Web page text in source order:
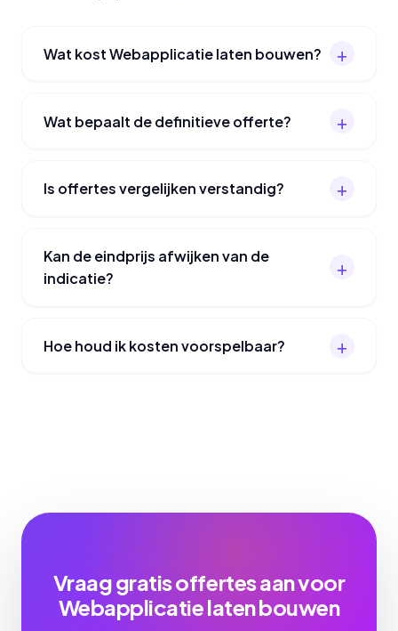
Wat kost Webapplicatie laten bouwen?
Wat bepaalt de definitieve offerte?
Is offertes vergelijken verstandig?
Kan de eindprijs afwijken van de
indicatie?
Hoe houd ik kosten voorspelbaar?
Vraag gratis offertes aan voor
Webapplicatie laten bouwen